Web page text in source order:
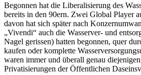
Begonnen hat die Liberalisierung des
bereits in den 90ern. Zwei Global Player
davon hat sich später nach
„Vivendi“ auch die Wasserver- und
Nagel gerissen) hatten begonnen, quer
kaufen oder komplette
waren immer und überall genau
Privatisierungen der Öffentlichen